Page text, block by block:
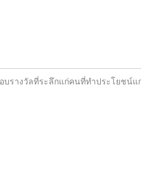
รางวัลที่ระลึกแก่คนที่ทำประโยชน์แ